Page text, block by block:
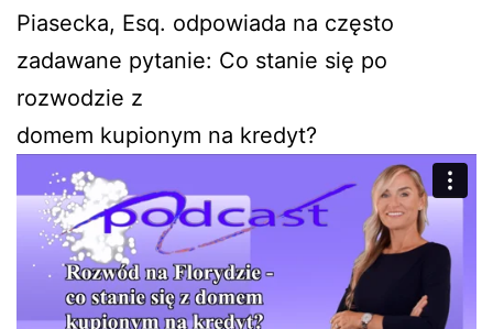
Piasecka, Esq. odpowiada na często
zadawane pytanie: Co stanie się po
rozwodzie z
domem kupionym na kredyt?